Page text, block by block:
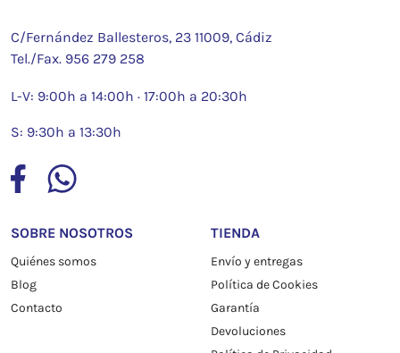
C/Fernández Ballesteros, 23 11009, Cádiz
Tel./Fax. 956 279 258
L-V: 9:00h a 14:00h · 17:00h a 20:30h
S: 9:30h a 13:30h
SOBRE NOSOTROS
Quiénes somos
Blog
Contacto
TIENDA
Envío y entregas
Política de Cookies
Garantía
Devoluciones